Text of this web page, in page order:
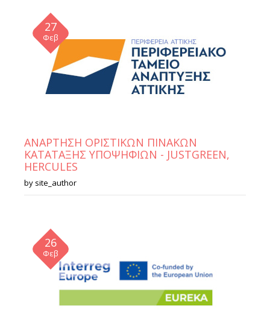
27
Φεβ
ΑΝΑΡΤΗΣΗ ΟΡΙΣΤΙΚΩΝ ΠΙΝΑΚΩΝ
ΚΑΤΑΤΑΞΗΣ ΥΠΟΨΗΦΙΩΝ - JUSTGREEN,
HERCULES
by site_author
26
Φεβ